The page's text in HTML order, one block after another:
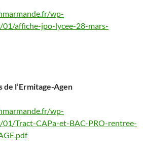
wp-
affiche-jpo-lycee-28-mars-
de l’Ermitage-Agen
wp-
Tract-CAPa-et-BAC-PRO-rentree-